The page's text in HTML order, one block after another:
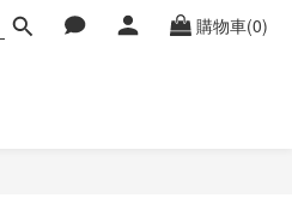
購物車(0)